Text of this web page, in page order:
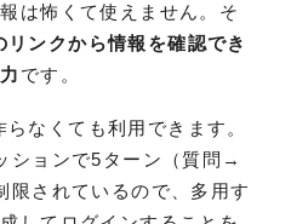
は怖くて使えません。そ
リンクから情報を確認でき
です。
なくても利用できます。
ションで5ターン（質問→
限されているので、多用す